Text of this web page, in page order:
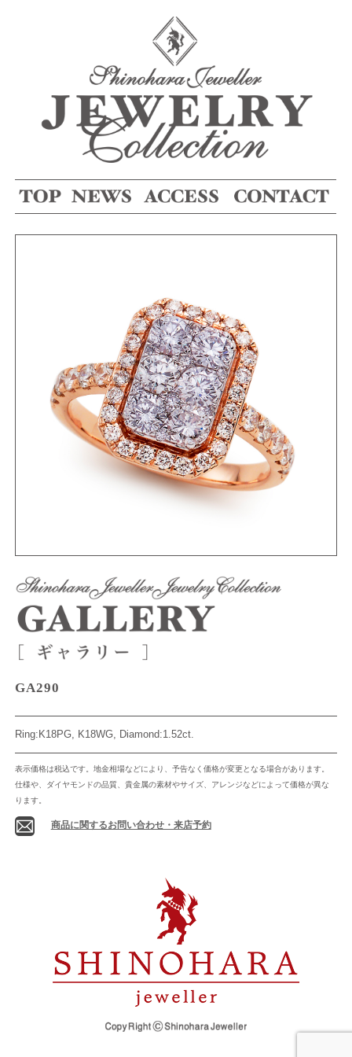
GA290
Ring:K18PG, K18WG, Diamond:1.52ct.
表示価格は税込です。地金相場などにより、予告なく価格が変更となる場合があります。
仕様や、ダイヤモンドの品質、貴金属の素材やサイズ、アレンジなどによって価格が異な
ります。
商品に関するお問い合わせ・来店予約